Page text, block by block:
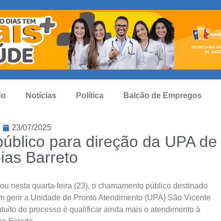
Notícias Política Balcão de Empregos
23/07/2025
para direção da UPA de
Barreto
nesta quarta-feira (23), o chamamento público destinado
gerir a Unidade de Pronto Atendimento (UPA) São Vicente
do processo é qualificar ainda mais o atendimento à